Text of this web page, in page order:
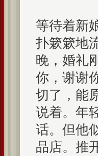
等待着新
扑簌簌地
晚，婚礼
你，谢谢
切了，能
说着。年
话。但他
品店。推